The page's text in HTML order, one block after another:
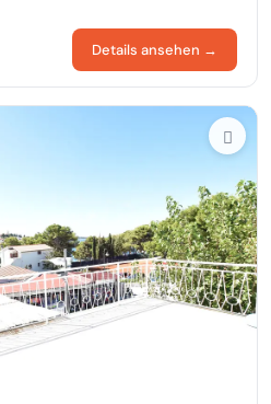
Details ansehen →